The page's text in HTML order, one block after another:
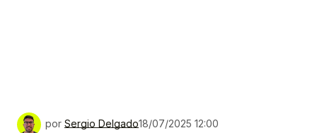
por Sergio Delgado18/07/2025 12:00